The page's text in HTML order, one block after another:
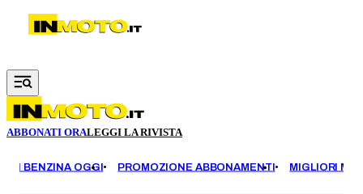
Vai al contenuto principale
ABBONATI ORALEGGI LA RIVISTA
BENZINA OGGI PROMOZIONE ABBONAMENTI MIGLIORI